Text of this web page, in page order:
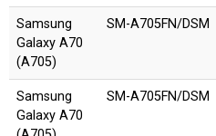
Samsung
Galaxy A70
(A705)
SM-A705FN/DSM
Samsung
Galaxy A70
SM-A705FN/DSM